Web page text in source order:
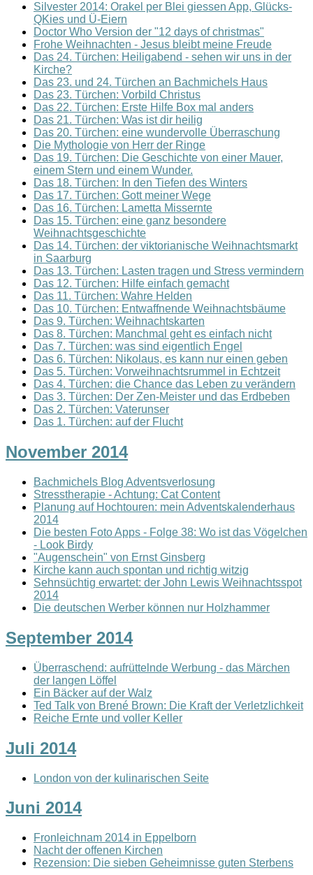
Silvester 2014: Orakel per Blei giessen App, Glücks-
QKies und Ü-Eiern
Doctor Who Version der "12 days of christmas"
Frohe Weihnachten - Jesus bleibt meine Freude
Das 24. Türchen: Heiligabend - sehen wir uns in der
Kirche?
Das 23. und 24. Türchen an Bachmichels Haus
Das 23. Türchen: Vorbild Christus
Das 22. Türchen: Erste Hilfe Box mal anders
Das 21. Türchen: Was ist dir heilig
Das 20. Türchen: eine wundervolle Überraschung
Die Mythologie von Herr der Ringe
Das 19. Türchen: Die Geschichte von einer Mauer,
einem Stern und einem Wunder.
Das 18. Türchen: In den Tiefen des Winters
Das 17. Türchen: Gott meiner Wege
Das 16. Türchen: Lametta Missernte
Das 15. Türchen: eine ganz besondere
Weihnachtsgeschichte
Das 14. Türchen: der viktorianische Weihnachtsmarkt
in Saarburg
Das 13. Türchen: Lasten tragen und Stress vermindern
Das 12. Türchen: Hilfe einfach gemacht
Das 11. Türchen: Wahre Helden
Das 10. Türchen: Entwaffnende Weihnachtsbäume
Das 9. Türchen: Weihnachtskarten
Das 8. Türchen: Manchmal geht es einfach nicht
Das 7. Türchen: was sind eigentlich Engel
Das 6. Türchen: Nikolaus, es kann nur einen geben
Das 5. Türchen: Vorweihnachtsrummel in Echtzeit
Das 4. Türchen: die Chance das Leben zu verändern
Das 3. Türchen: Der Zen-Meister und das Erdbeben
Das 2. Türchen: Vaterunser
Das 1. Türchen: auf der Flucht
November 2014
Bachmichels Blog Adventsverlosung
Stresstherapie - Achtung: Cat Content
Planung auf Hochtouren: mein Adventskalenderhaus
2014
Die besten Foto Apps - Folge 38: Wo ist das Vögelchen
- Look Birdy
"Augenschein" von Ernst Ginsberg
Kirche kann auch spontan und richtig witzig
Sehnsüchtig erwartet: der John Lewis Weihnachtsspot
2014
Die deutschen Werber können nur Holzhammer
September 2014
Überraschend: aufrüttelnde Werbung - das Märchen
der langen Löffel
Ein Bäcker auf der Walz
Ted Talk von Brené Brown: Die Kraft der Verletzlichkeit
Reiche Ernte und voller Keller
Juli 2014
London von der kulinarischen Seite
Juni 2014
Fronleichnam 2014 in Eppelborn
Nacht der offenen Kirchen
Rezension: Die sieben Geheimnisse guten Sterbens